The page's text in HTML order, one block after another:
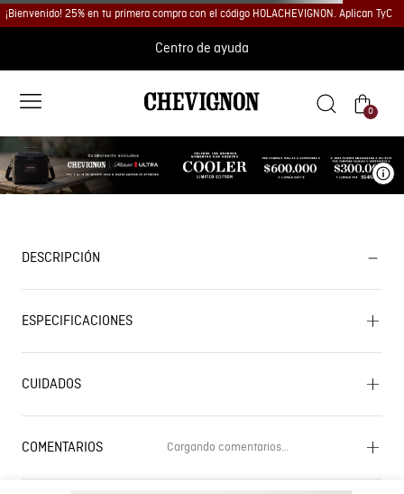
¡Bienvenido! 25% en tu primera compra con el código HOLACHEVIGNON. Aplican TyC
Centro de ayuda
0
DESCRIPCIÓN
ESPECIFICACIONES
CUIDADOS
COMENTARIOS Cargando comentarios…
Cargando el resumen…